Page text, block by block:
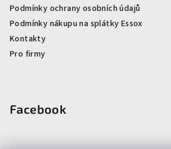
Podmínky ochrany osobních údajů
Podmínky nákupu na splátky Essox
Kontakty
Pro firmy
Facebook